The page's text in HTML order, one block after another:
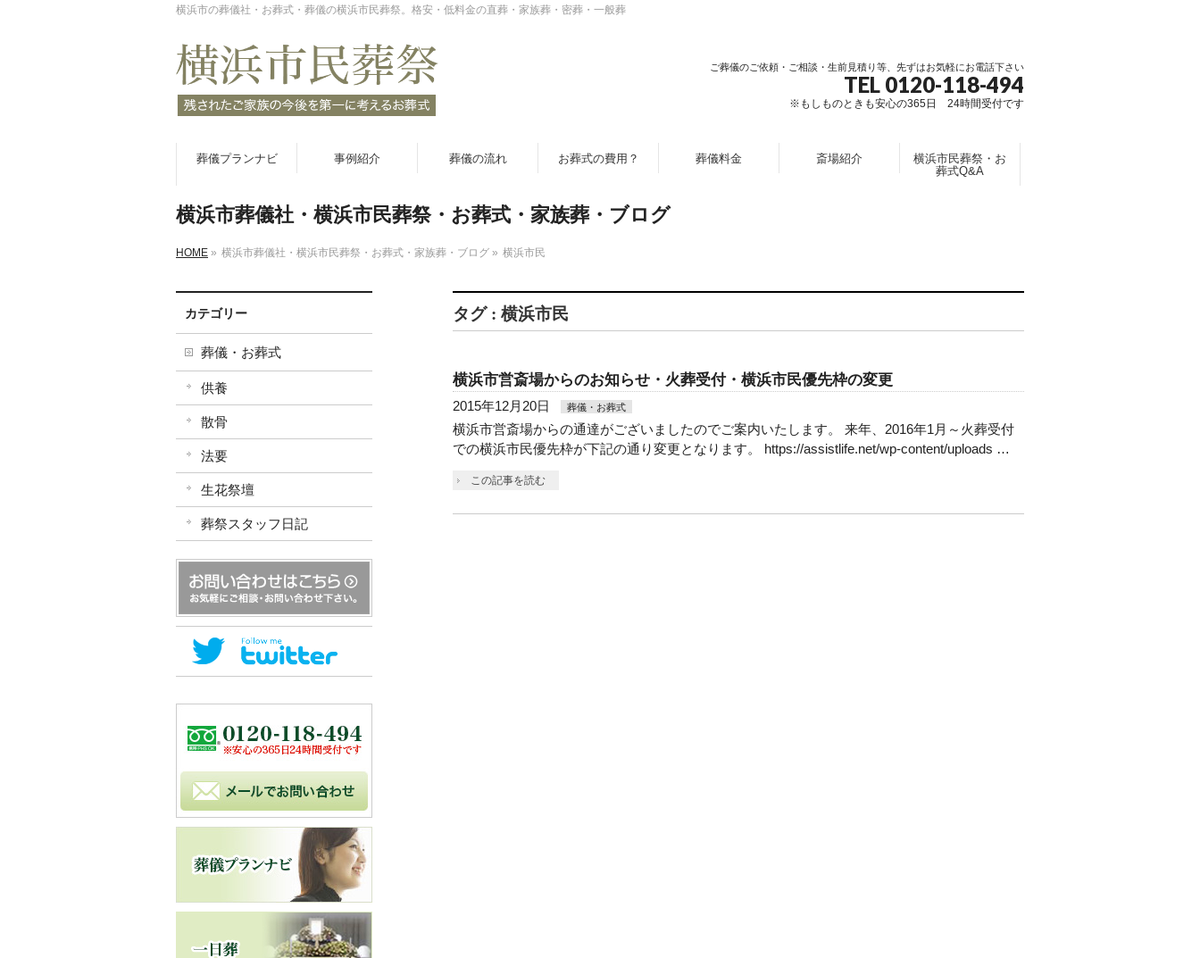
横浜市の葬儀社・お葬式・葬儀の横浜市民葬祭。格安・低料金の直葬・家族葬・密葬・一般葬
ご葬儀のご依頼・ご相談・生前見積り等、先ずはお気軽にお電話下さい
TEL 0120-118-494
※もしものときも安心の365日 24時間受付です
葬儀プランナビ 事例紹介 葬儀の流れ お葬式の費用？ 葬儀料金 斎場紹介
横浜市民葬祭・お
葬式Q&A
横浜市葬儀社・横浜市民葬祭・お葬式・家族葬・ブログ
HOME » 横浜市葬儀社・横浜市民葬祭・お葬式・家族葬・ブログ » 横浜市民
タグ : 横浜市民
横浜市営斎場からのお知らせ・火葬受付・横浜市民優先枠の変更
2015年12月20日 葬儀・お葬式
横浜市営斎場からの通達がございましたのでご案内いたします。 来年、2016年1月～火葬受付
での横浜市民優先枠が下記の通り変更となります。 https://assistlife.net/wp-content/uploads …
この記事を読む
カテゴリー
葬儀・お葬式
供養
散骨
法要
生花祭壇
葬祭スタッフ日記